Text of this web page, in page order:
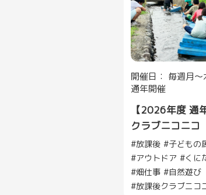
開催日： 毎週月〜
通年開催
【2026年度 通
クラブニコニ
放課後 子どもの
アウトドア
くに
畑仕事
自然遊び
放課後クラブニコ